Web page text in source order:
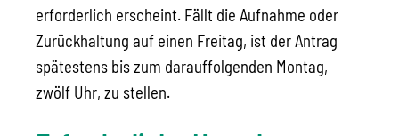
erforderlich erscheint. Fällt die Aufnahme oder
Zurückhaltung auf einen Freitag, ist der Antrag
spätestens bis zum darauffolgenden Montag,
zwölf Uhr, zu stellen.